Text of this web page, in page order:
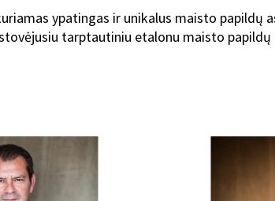
ypatingas ir unikalus maisto papildų
tarptautiniu etalonu maisto papildų